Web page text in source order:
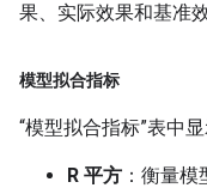
果、实际效果和基准
模型拟合指标
“模型拟合指标”表中
R 平方 ：衡量